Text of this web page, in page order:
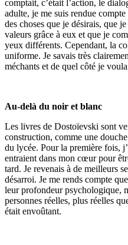
comptait, c’était l’action, le
adulte, je me suis rendue
des choses que je désirais, que
valeurs grâce à eux et que je
yeux différents. Cependant, la
uniforme. Je savais très
méchants et de quel côté je
Au-delà du noir et blanc
Les livres de Dostoïevski sont
construction, comme une
du lycée. Pour la première fois,
entraient dans mon cœur pour
tard. Je revenais à de meilleurs
désarroi. Je me rends compte
leur profondeur psychologique,
personnes réelles, plus réelles
était envoûtant.